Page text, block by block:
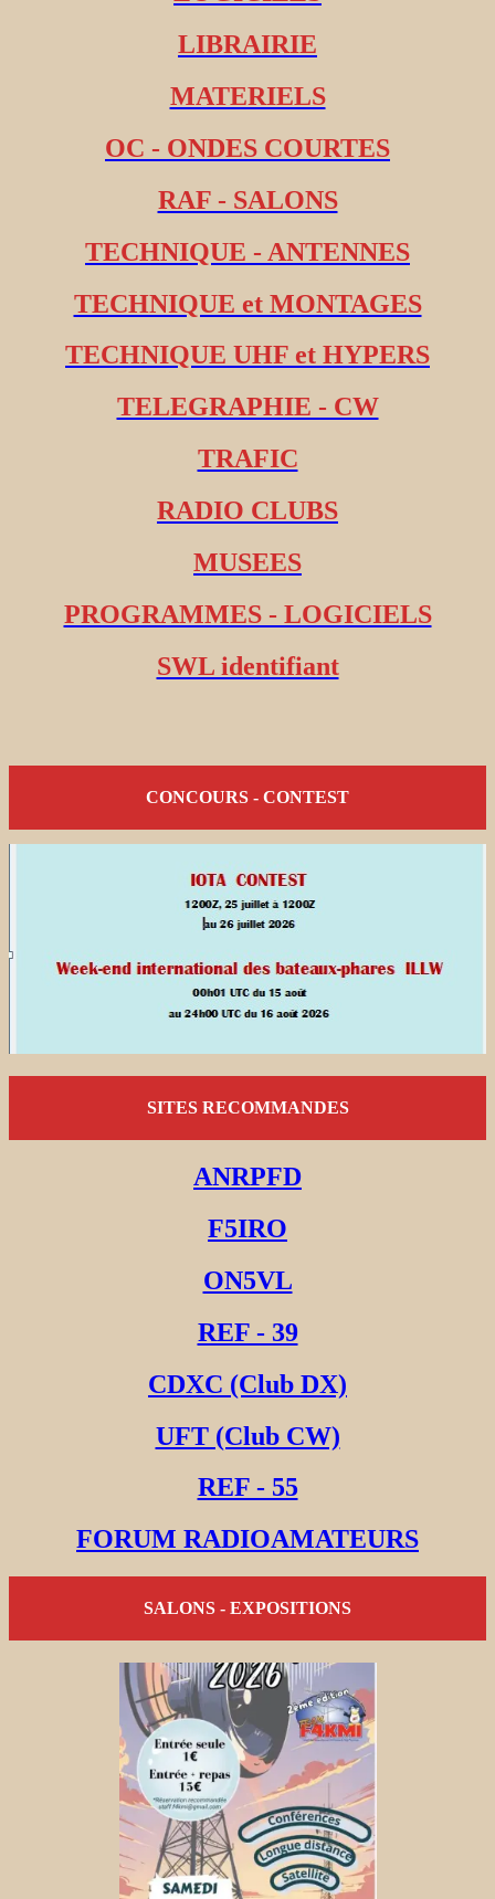
LIBRAIRIE
MATERIELS
OC - ONDES COURTES
RAF - SALONS
TECHNIQUE - ANTENNES
TECHNIQUE et MONTAGES
TECHNIQUE UHF et HYPERS
TELEGRAPHIE - CW
TRAFIC
RADIO CLUBS
MUSEES
PROGRAMMES - LOGICIELS
SWL identifiant
CONCOURS - CONTEST
SITES RECOMMANDES
ANRPFD
F5IRO
ON5VL
REF - 39
CDXC (Club DX)
UFT (Club CW)
REF - 55
FORUM RADIOAMATEURS
SALONS - EXPOSITIONS